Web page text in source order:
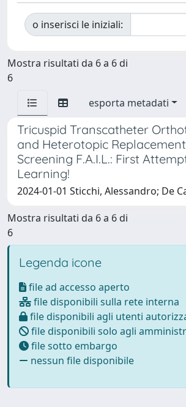
o inserisci le iniziali:
Mostra risultati da 6 a 6 di
6
esporta metadati
Tricuspid Transcatheter
and Heterotopic Replacement
Screening F.A.I.L.: First
Learning!
2024-01-01 Sticchi, Alessandro; De
Mostra risultati da 6 a 6 di
6
Legenda icone
file ad accesso aperto
file disponibili sulla rete interna
file disponibili agli utenti
file disponibili solo agli
file sotto embargo
nessun file disponibile